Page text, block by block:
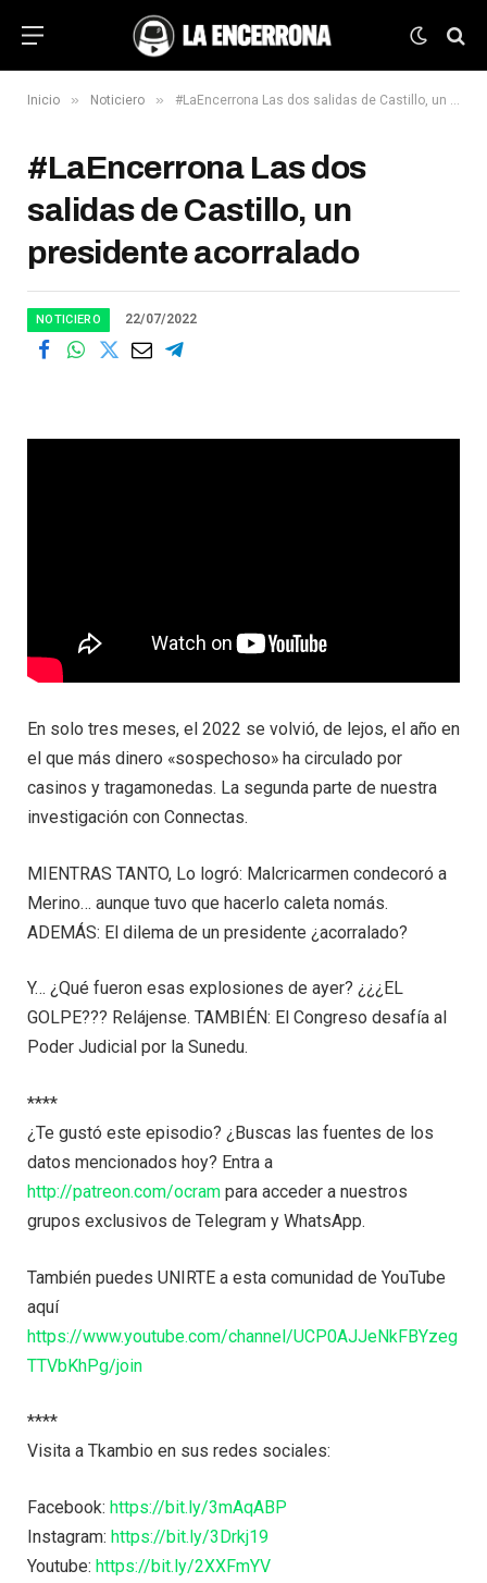
Inicio » Noticiero » #LaEncerrona Las dos salidas de Castillo, un presidente acorralado
#LaEncerrona Las dos
salidas de Castillo, un
presidente acorralado
NOTICIERO 22/07/2022
En solo tres meses, el 2022 se volvió, de lejos, el año en
el que más dinero «sospechoso» ha circulado por
casinos y tragamonedas. La segunda parte de nuestra
investigación con Connectas.
MIENTRAS TANTO, Lo logró: Malcricarmen condecoró a
Merino… aunque tuvo que hacerlo caleta nomás.
ADEMÁS: El dilema de un presidente ¿acorralado?
Y… ¿Qué fueron esas explosiones de ayer? ¿¿¿EL
GOLPE??? Relájense. TAMBIÉN: El Congreso desafía al
Poder Judicial por la Sunedu.
****
¿Te gustó este episodio? ¿Buscas las fuentes de los
datos mencionados hoy? Entra a
http://patreon.com/ocram para acceder a nuestros
grupos exclusivos de Telegram y WhatsApp.
También puedes UNIRTE a esta comunidad de YouTube
aquí
https://www.youtube.com/channel/UCP0AJJeNkFBYzeg
TTVbKhPg/join
****
Visita a Tkambio en sus redes sociales:
Facebook: https://bit.ly/3mAqABP
Instagram: https://bit.ly/3Drkj19
Youtube: https://bit.ly/2XXFmYV